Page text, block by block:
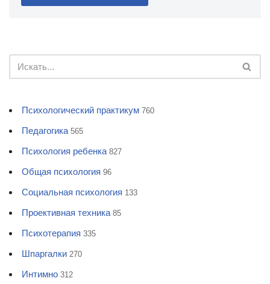
Психологический практикум 760
Педагогика 565
Психология ребенка 827
Общая психология 96
Социальная психология 133
Проективная техника 85
Психотерапия 335
Шпаргалки 270
Интимно 312